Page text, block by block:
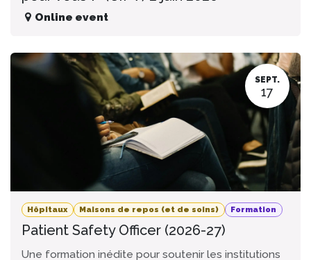
Online event
SEPT.
17
Hôpitaux Maisons de repos (et de soins) Formation
Patient Safety Officer (2026-27)
Une formation inédite pour soutenir les institutions